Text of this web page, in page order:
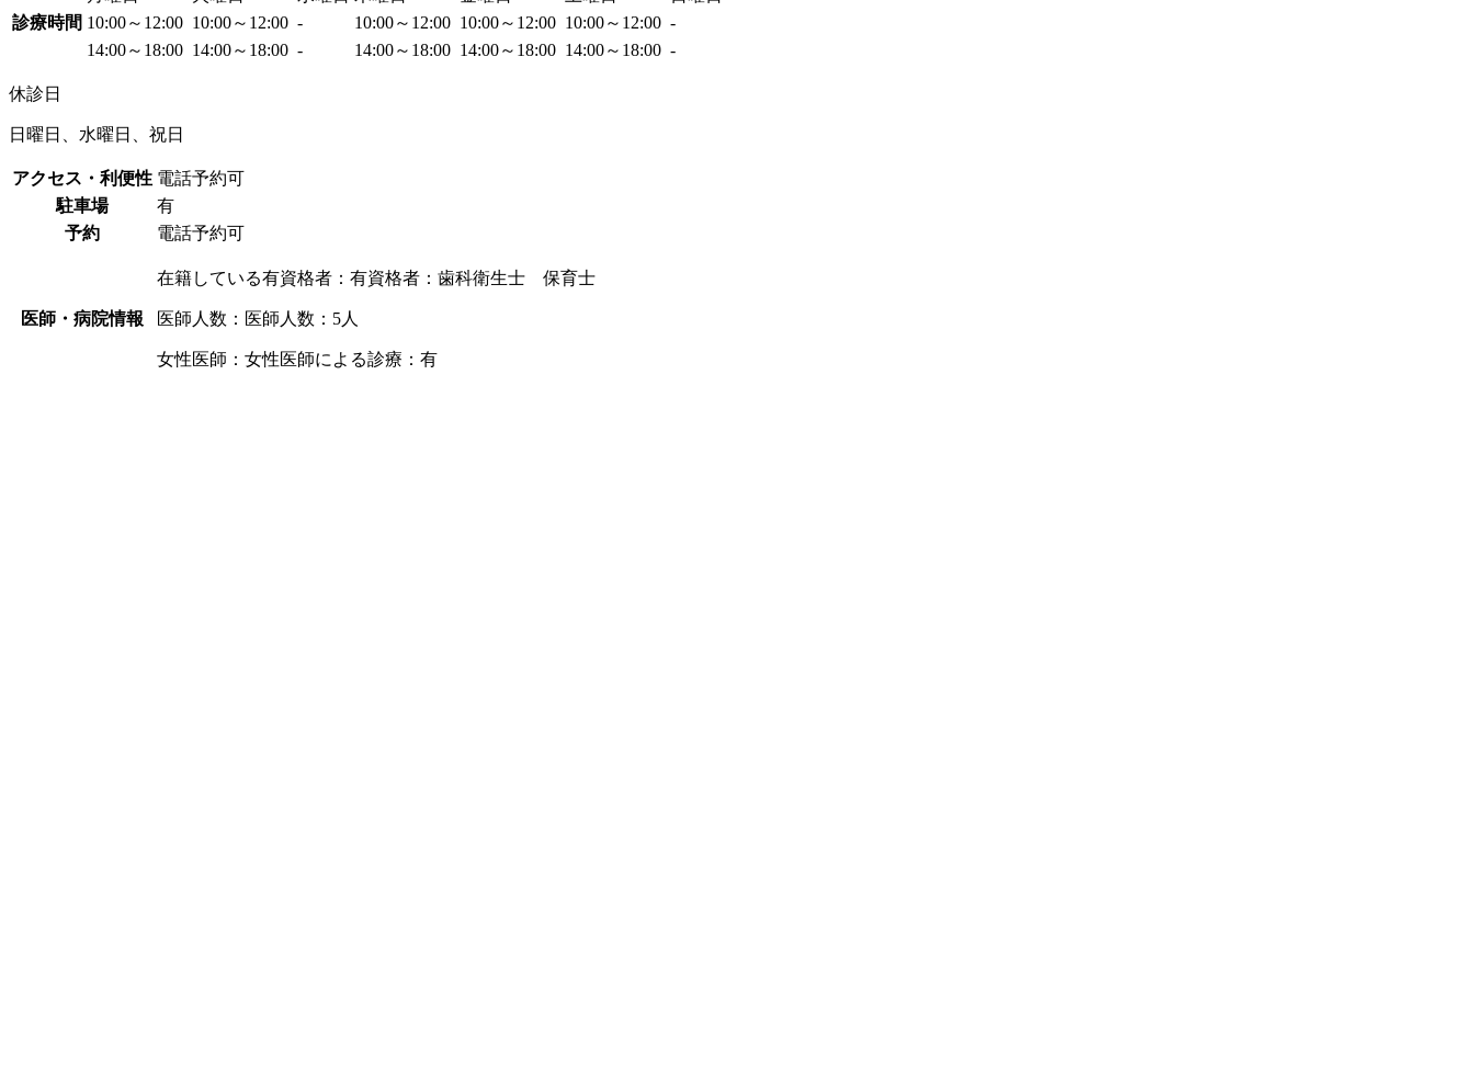
診療時間 10:00～12:00 10:00～12:00 - 10:00～12:00 10:00～12:00 10:00～12:00 -
14:00～18:00 14:00～18:00 - 14:00～18:00 14:00～18:00 14:00～18:00 -
休診日
日曜日、水曜日、祝日
アクセス・利便性 電話予約可
駐車場
有
予約
電話予約可
医師・病院情報
在籍している有資格者：有資格者：歯科衛生士 保育士
医師人数：医師人数：5人
女性医師：女性医師による診療：有